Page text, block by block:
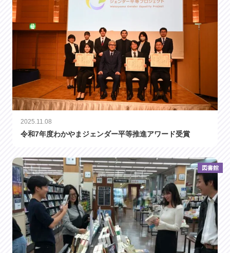
2025.11.08
令和7年度わかやまジェンダー平等推進アワード受賞
図書館